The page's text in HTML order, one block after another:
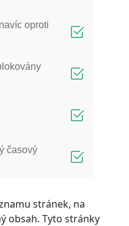
oproti
časový
stránek, na
obsah. Tyto stránky